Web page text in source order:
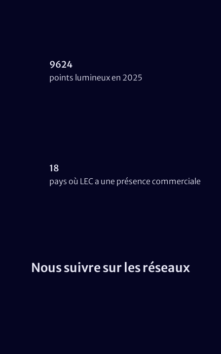
9624
points lumineux en 2025
18
pays où LEC a une présence commerciale
Nous suivre sur les réseaux